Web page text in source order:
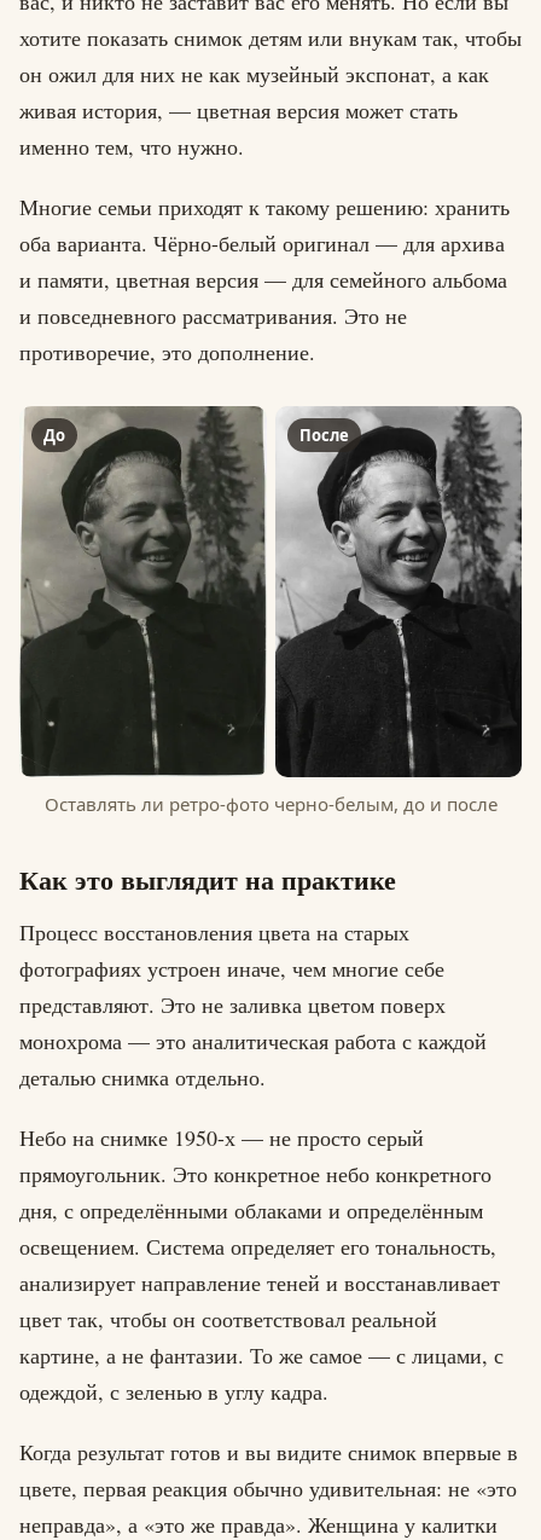
хотите показать снимок детям или внукам так, чтобы
он ожил для них не как музейный экспонат, а как
живая история, — цветная версия может стать
именно тем, что нужно.
Многие семьи приходят к такому решению: хранить
оба варианта. Чёрно-белый оригинал — для архива
и памяти, цветная версия — для семейного альбома
и повседневного рассматривания. Это не
противоречие, это дополнение.
До После
Оставлять ли ретро-фото черно-белым, до и после
Как это выглядит на практике
Процесс восстановления цвета на старых
фотографиях устроен иначе, чем многие себе
представляют. Это не заливка цветом поверх
монохрома — это аналитическая работа с каждой
деталью снимка отдельно.
Небо на снимке 1950-х — не просто серый
прямоугольник. Это конкретное небо конкретного
дня, с определёнными облаками и определённым
освещением. Система определяет его тональность,
анализирует направление теней и восстанавливает
цвет так, чтобы он соответствовал реальной
картине, а не фантазии. То же самое — с лицами, с
одеждой, с зеленью в углу кадра.
Когда результат готов и вы видите снимок впервые в
цвете, первая реакция обычно удивительная: не «это
неправда», а «это же правда». Женщина у калитки